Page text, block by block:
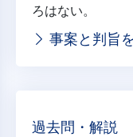
ろはない。
事案と判旨
過去問・解説